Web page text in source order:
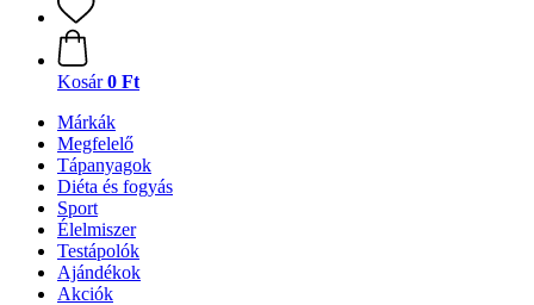
Kosár 0 Ft
Márkák
Megfelelő
Tápanyagok
Diéta és fogyás
Sport
Élelmiszer
Testápolók
Ajándékok
Akciók